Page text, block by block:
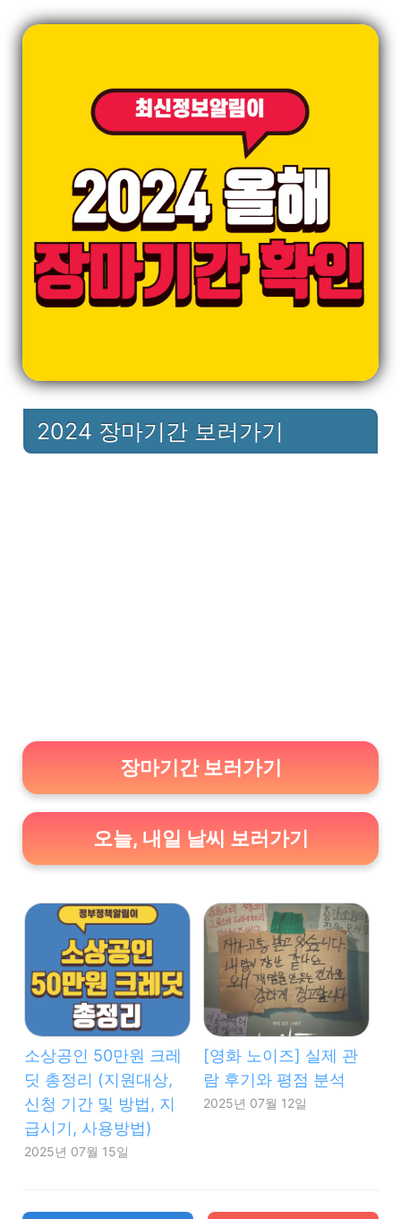
2024 장마기간 보러가기
장마기간 보러가기
오늘, 내일 날씨 보러가기
소상공인 50만원 크레
딧 총정리 (지원대상,
신청 기간 및 방법, 지
급시기, 사용방법)
2025년 07월 15일
[영화 노이즈] 실제 관
람 후기와 평점 분석
2025년 07월 12일